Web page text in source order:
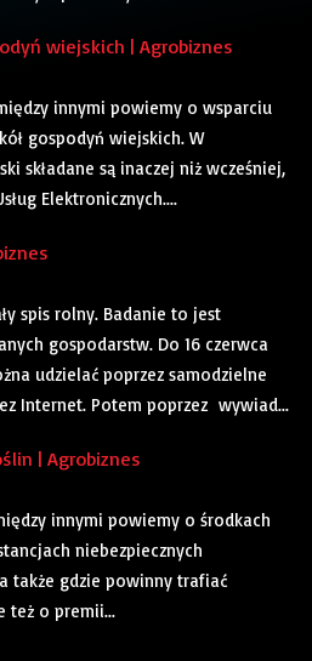
wiejskich | Agrobiznes
innymi powiemy o wsparciu
gospodyń wiejskich. W
składane są inaczej niż wcześniej,
Elektronicznych....
spis rolny. Badanie to jest
gospodarstw. Do 16 czerwca
udzielać poprzez samodzielne
Internet. Potem poprzez wywiad...
| Agrobiznes
innymi powiemy o środkach
niebezpiecznych
także gdzie powinny trafiać
też o premii...